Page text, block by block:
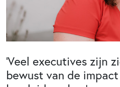
‘Veel executives zijn
bewust van de